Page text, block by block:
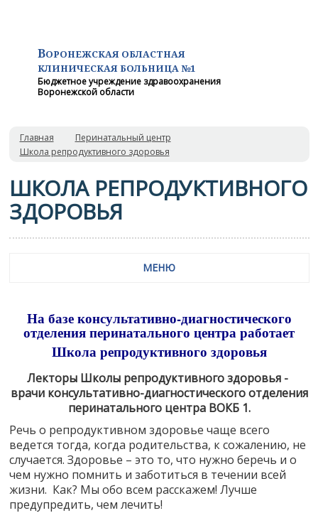
ВОРОНЕЖСКАЯ ОБЛАСТНАЯ
КЛИНИЧЕСКАЯ БОЛЬНИЦА №1
Бюджетное учреждение здравоохранения
Воронежской области
Главная
Перинатальный центр
Школа репродуктивного здоровья
ШКОЛА РЕПРОДУКТИВНОГО
ЗДОРОВЬЯ
МЕНЮ
На базе консультативно-диагностического
отделения перинатального центра работает
Школа репродуктивного здоровья
Лекторы Школы репродуктивного здоровья -
врачи консультативно-диагностического отделения
перинатального центра ВОКБ 1.
Речь о репродуктивном здоровье чаще всего
ведется тогда, когда родительства, к сожалению, не
случается. Здоровье – это то, что нужно беречь и о
чем нужно помнить и заботиться в течении всей
жизни. Как? Мы обо всем расскажем! Лучше
предупредить, чем лечить!